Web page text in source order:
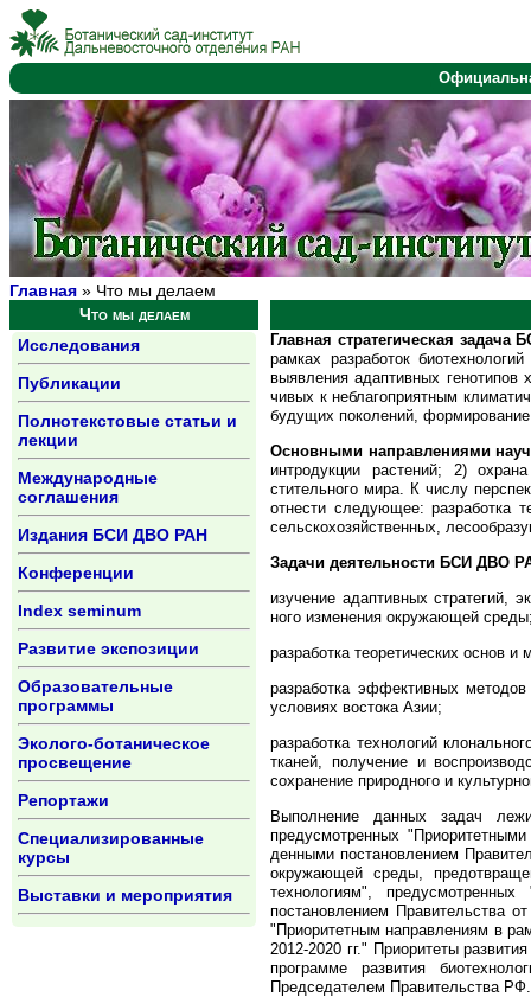
Главная » Что мы делаем
Что мы делаем
Исследования
Публикации
Полнотекстовые статьи и
лекции
Международные
соглашения
Издания БСИ ДВО РАН
Конференции
Index seminum
Развитие экспозиции
Образовательные
программы
Эколого-ботаническое
просвещение
Репортажи
Специализированные
курсы
Выставки и мероприятия
Главная стратегическая
рамках разработок
выявления адаптивных ге­ноти­пов
чивых к неблагоприятным
будущих поко­ле­ний, фор­ми­рование
Основными направлениями
интродукции растений; 2)
стительного мира. К числу
отнес­ти сле­дующее: разработка
сельскохозяйственных,
Задачи деятельности БСИ ДВО
изучение адаптивных стратегий,
ного изменения ок­ру­жающей
разработка теоретических основ
разработка эффективных
условиях востока Азии;
разработка тех­нологий
тка­ней, по­лучение и
сохранение природного и
Выполнение данных задач
предусмотренных
денными постановлением
окружающей среды,
технологиям",
постановлением Правительства
"Приоритетным направлениям в
2012-2020 гг." При­о­ри­теты
программе развития
Председателем Пра­ви­тельства РФ.